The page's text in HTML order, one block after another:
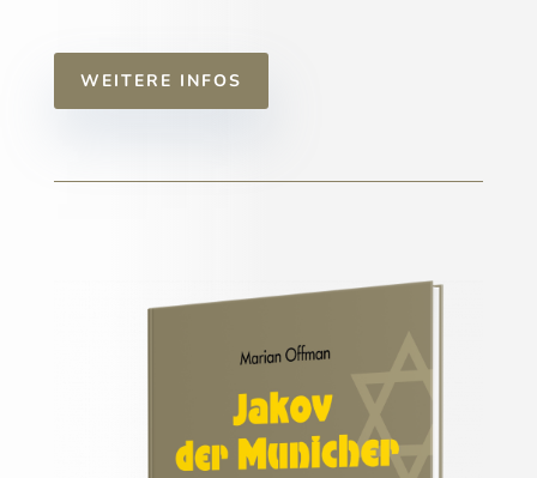
WEITERE INFOS